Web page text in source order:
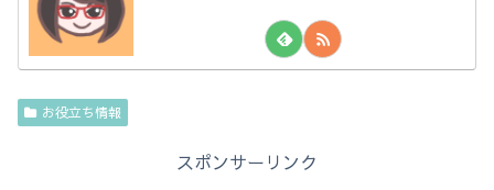
お役立ち情報
スポンサーリンク